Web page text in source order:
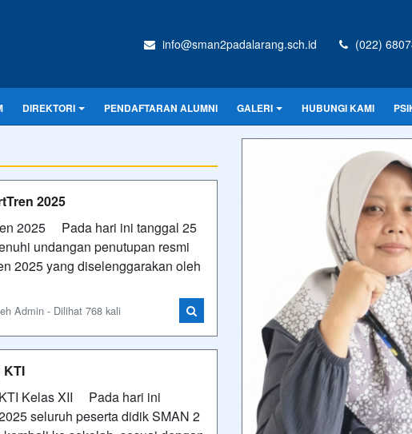
info@sman2padalarang.sch.id (022)
DIREKTORI PENDAFTARAN ALUMNI GALERI HUBUNGI KAMI
2025
2025 Pada hari ini tanggal 25
undangan penutupan resmi
2025 yang diselenggarakan oleh
Admin - Dilihat 768 kali
KTI
Kelas XII Pada hari ini
seluruh peserta didik SMAN 2